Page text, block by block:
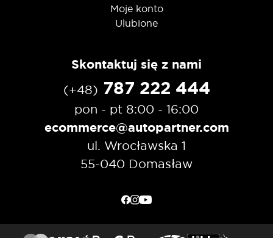
Moje konto
Ulubione
Skontaktuj się z nami
(+48) 787 222 444
pon - pt 8:00 - 16:00
ecommerce@autopartner.com
ul. Wrocławska 1
55-040 Domasław